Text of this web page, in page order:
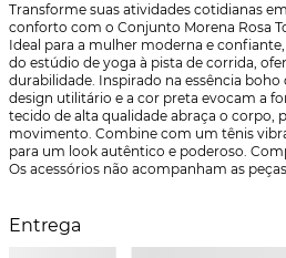
Transforme suas atividades cotidianas
conforto com o Conjunto Morena Rosa
Ideal para a mulher moderna e
do estúdio de yoga à pista de corrida,
durabilidade. Inspirado na essência boho
design utilitário e a cor preta evocam a
tecido de alta qualidade abraça o corpo,
movimento. Combine com um tênis
para um look autêntico e poderoso.
Os acessórios não acompanham as
Entrega